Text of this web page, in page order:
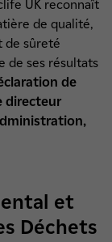
UK reconnaît
de qualité,
de sûreté
de ses résultats
de
directeur
et
Déchets